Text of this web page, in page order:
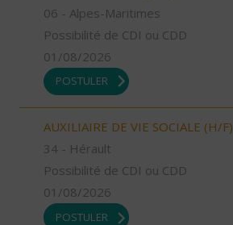
06 - Alpes-Maritimes
Possibilité de CDI ou CDD
01/08/2026
POSTULER
AUXILIAIRE DE VIE SOCIALE (H/F)
34 - Hérault
Possibilité de CDI ou CDD
01/08/2026
POSTULER